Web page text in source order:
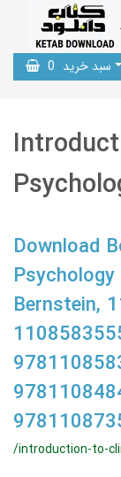
سبد خرید 0
Download
Bernstein,
/introduction-to-